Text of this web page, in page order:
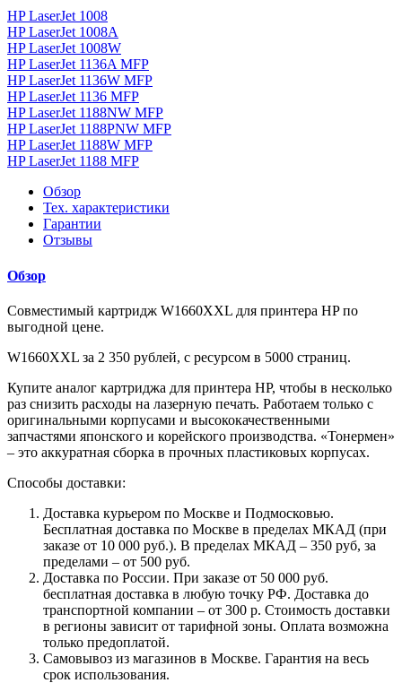
HP LaserJet 1008
HP LaserJet 1008A
HP LaserJet 1008W
HP LaserJet 1136A MFP
HP LaserJet 1136W MFP
HP LaserJet 1136 MFP
HP LaserJet 1188NW MFP
HP LaserJet 1188PNW MFP
HP LaserJet 1188W MFP
HP LaserJet 1188 MFP
Обзор
Тех. характеристики
Гарантии
Отзывы
Обзор
Совместимый картридж W1660XXL для принтера HP по
выгодной цене.
W1660XXL за 2 350 рублей, с ресурсом в 5000 страниц.
Купите аналог картриджа для принтера HP, чтобы в несколько
раз снизить расходы на лазерную печать. Работаем только с
оригинальными корпусами и высококачественными
запчастями японского и корейского производства. «Тонермен»
– это аккуратная сборка в прочных пластиковых корпусах.
Способы доставки:
Доставка курьером по Москве и Подмосковью.
Бесплатная доставка по Москве в пределах МКАД (при
заказе от 10 000 руб.). В пределах МКАД – 350 руб, за
пределами – от 500 руб.
Доставка по России. При заказе от 50 000 руб.
бесплатная доставка в любую точку РФ. Доставка до
транспортной компании – от 300 р. Стоимость доставки
в регионы зависит от тарифной зоны. Оплата возможна
только предоплатой.
Самовывоз из магазинов в Москве. Гарантия на весь
срок использования.